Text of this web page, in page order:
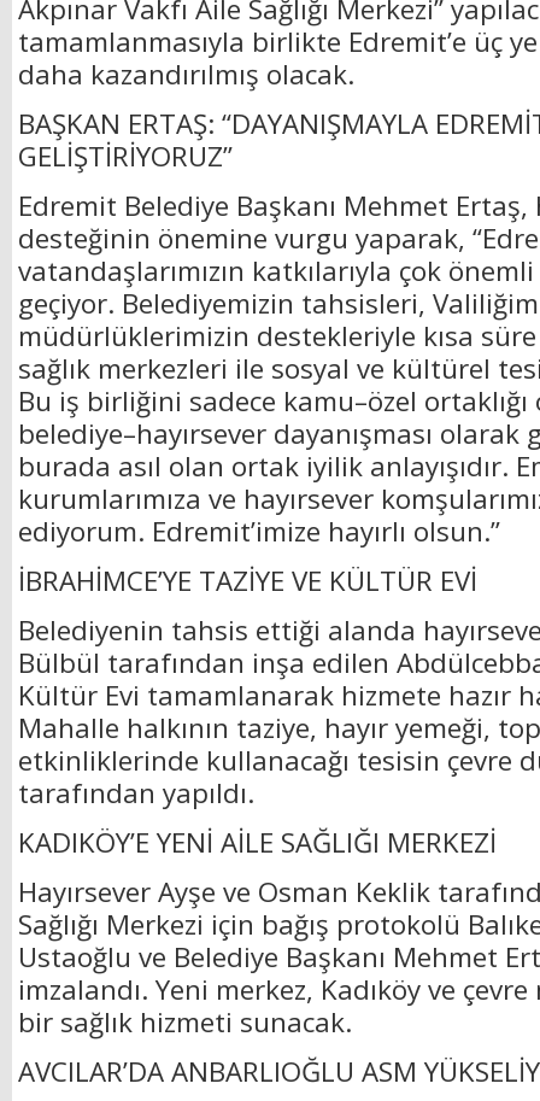
Akpınar Vakfı Aile Sağlığı Merkezi”
tamamlanmasıyla birlikte Edremit’e üç
daha kazandırılmış olacak.
BAŞKAN ERTAŞ: “DAYANIŞMAYLA
GELİŞTİRİYORUZ”
Edremit Belediye Başkanı Mehmet Ertaş,
desteğinin önemine vurgu yaparak,
vatandaşlarımızın katkılarıyla çok
geçiyor. Belediyemizin tahsisleri,
müdürlüklerimizin destekleriyle kısa
sağlık merkezleri ile sosyal ve kültürel
Bu iş birliğini sadece kamu–özel
belediye–hayırsever dayanışması
burada asıl olan ortak iyilik anlayışıdır.
kurumlarımıza ve hayırsever
ediyorum. Edremit’imize hayırlı olsun.”
İBRAHİMCE’YE TAZİYE VE KÜLTÜR EVİ
Belediyenin tahsis ettiği alanda
Bülbül tarafından inşa edilen
Kültür Evi tamamlanarak hizmete hazır
Mahalle halkının taziye, hayır yemeği,
etkinliklerinde kullanacağı tesisin çevre
tarafından yapıldı.
KADIKÖY’E YENİ AİLE SAĞLIĞI MERKEZİ
Hayırsever Ayşe ve Osman Keklik
Sağlığı Merkezi için bağış protokolü
Ustaoğlu ve Belediye Başkanı Mehmet
imzalandı. Yeni merkez, Kadıköy ve
bir sağlık hizmeti sunacak.
AVCILAR’DA ANBARLIOĞLU ASM